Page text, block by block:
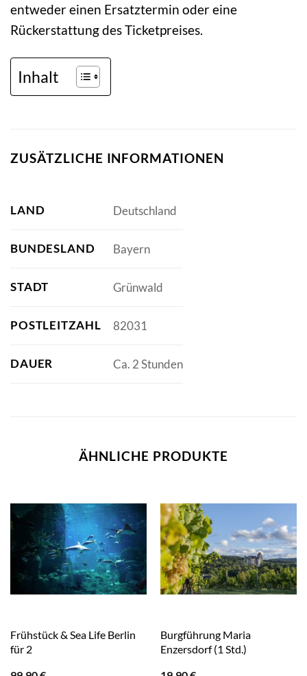
entweder einen Ersatztermin oder eine
Rückerstattung des Ticketpreises.
Inhalt
ZUSÄTZLICHE INFORMATIONEN
LAND Deutschland
BUNDESLAND Bayern
STADT Grünwald
POSTLEITZAHL 82031
DAUER Ca. 2 Stunden
ÄHNLICHE PRODUKTE
Frühstück & Sea Life Berlin
für 2
Burgführung Maria
Enzersdorf (1 Std.)